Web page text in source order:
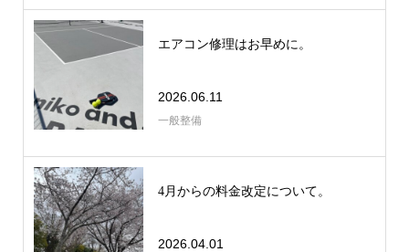
エアコン修理はお早めに。
2026.06.11
一般整備
4月からの料金改定について。
2026.04.01